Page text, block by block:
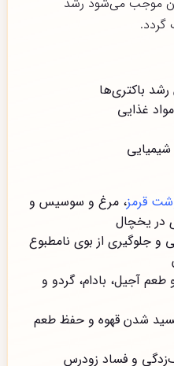
گردد.
باکتری‌ها
غذایی
شیمیایی
قرمز، مرغ و سوسیس و
در یخچال
و جلوگیری از بوی نامطبوع
آجیل، بادام، گردو و
شدن قهوه و حفظ طعم
و فساد زودرس